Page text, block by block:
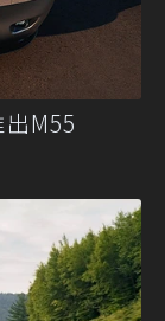
M55